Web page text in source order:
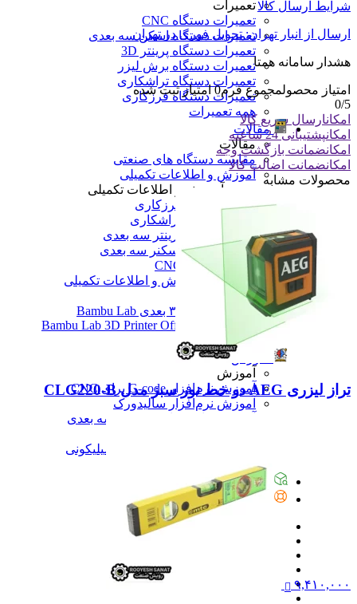
تعمیرات
تعمیرات دستگاه CNC
تعمیرات دستگاه اسکن سه بعدی
تعمیرات دستگاه پرینتر 3D
تعمیرات دستگاه برش لیزر
تعمیرات دستگاه تراشکاری
تعمیرات دستگاه فرزکاری
همه تعمیرات
مقالات
مقالات
مقایسه دستگاه های صنعتی
آموزش و اطلاعات تکمیلی
آموزش و اطلاعات تکمیلی
آموزش فرزکاری
آموزش تراشکاری
آموزش پرینتر سه بعدی
آموزش اسکنر سه بعدی
آموزش CNC
همه آموزش و اطلاعات تکمیلی
اخبار
نمایندگی پرینتر ۳ بعدی Bambu Lab
Bambu Lab 3D Printer Official Distributor
همه مقالات
آموزش
آموزش نرم‌افزار G-code برای CNC
آموزش نرم‌افزار سالیدورک
آموزش جامع ساخت پرینتر سه بعدی
آموزش کامل ساخت قالب سیلیکونی
همه آموزش
پیگیری سفارشات
تماس با ما
شرایط ارسال کالا
ارسال از انبار تهران: تحویل فوری در تهران
هشدار سامانه همتا
امتیاز محصولمجموع فرم0امتیاز ثبت شده
0/5
امکانارسال سریع کالا
امکانپشتیبانی 24 ساعته
امکانضمانت بازگشت وجه
امکانضمانت اضالت کالا
محصولات مشابه
تراز لیزری AEG دو خط نور سبز مدل CLG220-B
۹,۴۱۰,۰۰۰